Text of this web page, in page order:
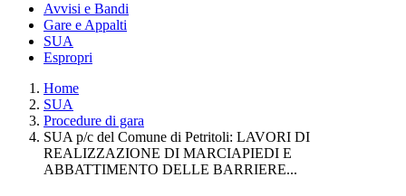
Avvisi e Bandi
Gare e Appalti
SUA
Espropri
Home
SUA
Procedure di gara
SUA p/c del Comune di Petritoli: LAVORI DI
REALIZZAZIONE DI MARCIAPIEDI E
ABBATTIMENTO DELLE BARRIERE...